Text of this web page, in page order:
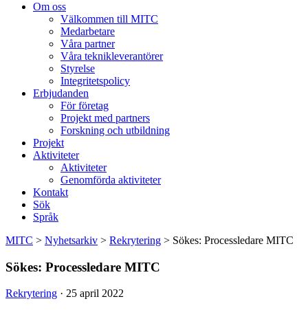
Om oss
Välkommen till MITC
Medarbetare
Våra partner
Våra teknikleverantörer
Styrelse
Integritetspolicy
Erbjudanden
För företag
Projekt med partners
Forskning och utbildning
Projekt
Aktiviteter
Aktiviteter
Genomförda aktiviteter
Kontakt
Sök
Språk
MITC > Nyhetsarkiv > Rekrytering > Sökes: Processledare MITC
Sökes: Processledare MITC
Rekrytering · 25 april 2022